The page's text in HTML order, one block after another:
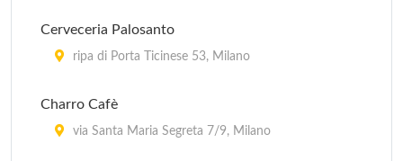
Cerveceria Palosanto
ripa di Porta Ticinese 53, Milano
Charro Cafè
via Santa Maria Segreta 7/9, Milano